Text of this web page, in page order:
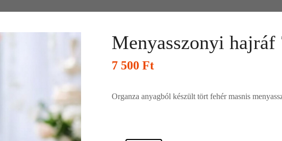
Menyasszonyi hajráf
7 500 Ft
Organza anyagból készült tört fehér masnis